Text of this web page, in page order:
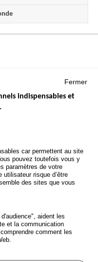
DES ACCIDENTS DE
Fermer
indispensables et
car permettent au site
pouvez toutefois vous y
paramètres de votre
utilisateur risque d’être
des sites que vous
aident les
et la communication
comment les